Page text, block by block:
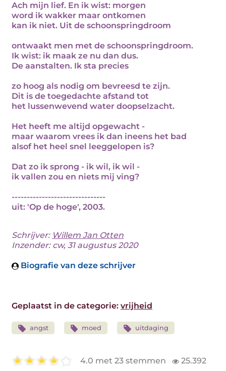
Ach mijn lief. En ik wist: morgen
word ik wakker maar ontkomen
kan ik niet. Uit de schoonspringdroom
ontwaakt men met de schoonspringdroom.
Ik wist: ik maak ze nu dan dus.
De aanstalten. Ik sta precies
zo hoog als nodig om bevreesd te zijn.
Dit is de toegedachte afstand tot
het lussenwevend water doopselzacht.
Het heeft me altijd opgewacht -
maar waarom vrees ik dan ineens het bad
alsof het heel snel leeggelopen is?
Dat zo ik sprong - ik wil, ik wil -
ik vallen zou en niets mij ving?
-------------------------------
uit: 'Op de hoge', 2003.
Schrijver: Willem Jan Otten
Inzender: cw, 31 augustus 2020
Biografie van deze schrijver
Geplaatst in de categorie: vrijheid
angst moed uitdaging
4.0 met 23 stemmen 25.392